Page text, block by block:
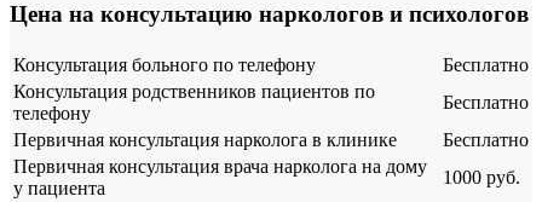
Цена на консультацию наркологов и психологов
Консультация больного по телефону
Бесплатно
Консультация родственников пациентов по
телефону
Бесплатно
Первичная консультация нарколога в клинике
Бесплатно
Первичная консультация врача нарколога на дому
у пациента
1000 руб.